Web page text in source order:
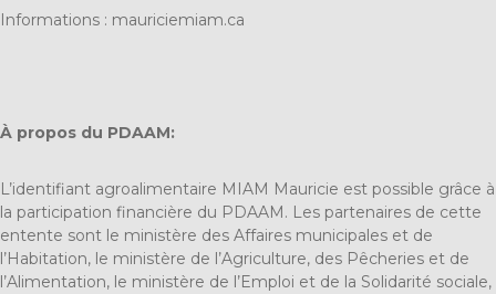
Informations : mauriciemiam.ca
À propos du PDAAM:
L’identifiant agroalimentaire MIAM Mauricie est possible grâce à
la participation financière du PDAAM. Les partenaires de cette
entente sont le ministère des Affaires municipales et de
l’Habitation, le ministère de l’Agriculture, des Pêcheries et de
l’Alimentation, le ministère de l’Emploi et de la Solidarité sociale,